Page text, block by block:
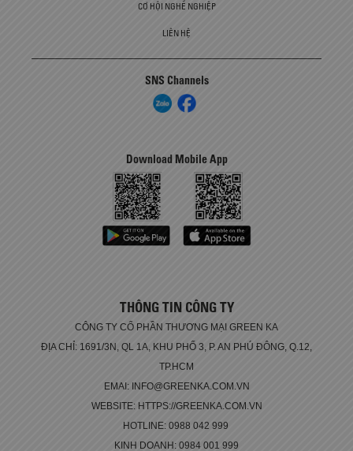
CƠ HỘI NGHỀ NGHIỆP
LIÊN HỆ
SNS Channels
Download Mobile App
THÔNG TIN CÔNG TY
CÔNG TY CỔ PHẦN THƯƠNG MẠI GREEN KA
ĐỊA CHỈ: 1691/3N, QL 1A, KHU PHỐ 3, P. AN PHÚ ĐÔNG, Q.12,
TP.HCM
EMAI: INFO@GREENKA.COM.VN
WEBSITE: HTTPS://GREENKA.COM.VN
HOTLINE: 0988 042 999
KINH DOANH: 0984 001 999